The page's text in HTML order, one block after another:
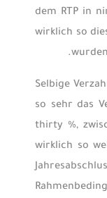
dem RTP in
wirklich so
Selbige
so sehr das
thirty %,
wirklich so